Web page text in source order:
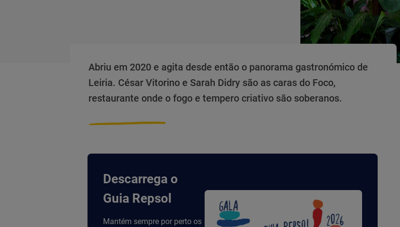
Abriu em 2020 e agita desde então o panorama gastronómico de
Leiria. César Vitorino e Sarah Didry são as caras do Foco,
restaurante onde o fogo e tempero criativo são soberanos.
Descarrega o
Guia Repsol
Mantém sempre por perto os